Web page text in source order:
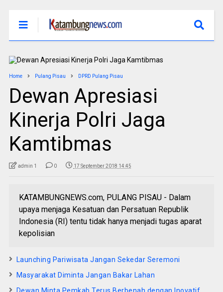
Home Pulang Pisau DPRD Pulang Pisau
Dewan Apresiasi
Kinerja Polri Jaga
Kamtibmas
admin 1 0 17 September 2018 14:45
KATAMBUNGNEWS.com, PULANG PISAU - Dalam
upaya menjaga Kesatuan dan Persatuan Republik
Indonesia (RI) tentu tidak hanya menjadi tugas aparat
kepolisian
Launching Pariwisata Jangan Sekedar Seremoni
Masyarakat Diminta Jangan Bakar Lahan